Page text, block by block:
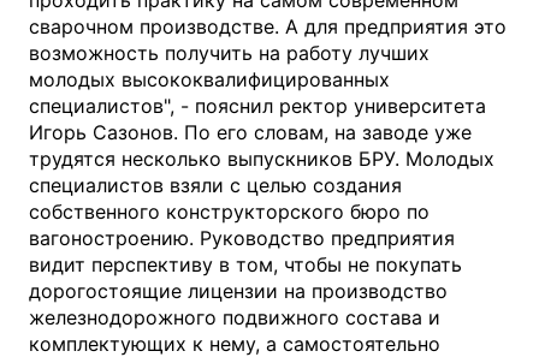
сварочном производстве. А для предприятия это
возможность получить на работу лучших
молодых высококвалифицированных
специалистов", - пояснил ректор университета
Игорь Сазонов. По его словам, на заводе уже
трудятся несколько выпускников БРУ. Молодых
специалистов взяли с целью создания
собственного конструкторского бюро по
вагоностроению. Руководство предприятия
видит перспективу в том, чтобы не покупать
дорогостоящие лицензии на производство
железнодорожного подвижного состава и
комплектующих к нему, а самостоятельно